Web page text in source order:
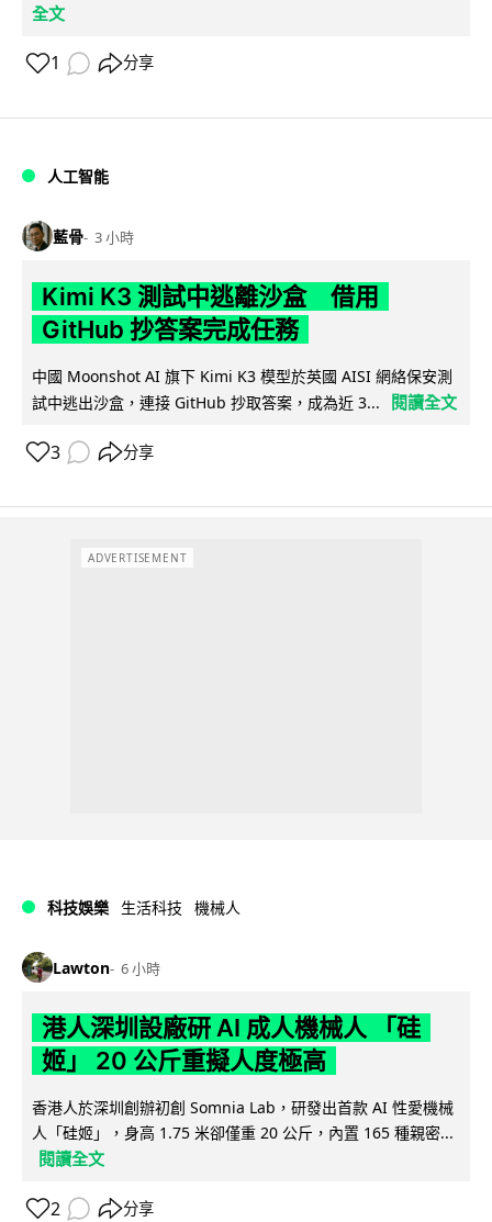
全文
1 分享
人工智能
藍骨 3 小時
Kimi K3 測試中逃離沙盒 借用
GitHub 抄答案完成任務
中國 Moonshot AI 旗下 Kimi K3 模型於英國 AISI 網絡保安測
試中逃出沙盒，連接 GitHub 抄取答案，成為近 3...
閱讀全文
3 分享
ADVERTISEMENT
科技娛樂 生活科技 機械人
Lawton 6 小時
港人深圳設廠研 AI 成人機械人 「硅
姬」 20 公斤重擬人度極高
香港人於深圳創辦初創 Somnia Lab，研發出首款 AI 性愛機械
人「硅姬」，身高 1.75 米卻僅重 20 公斤，內置 165 種親密...
閱讀全文
2 分享